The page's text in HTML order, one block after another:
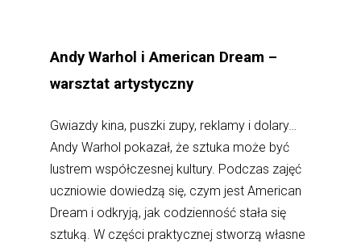
Andy Warhol i American Dream –
warsztat artystyczny
Gwiazdy kina, puszki zupy, reklamy i dolary…
Andy Warhol pokazał, że sztuka może być
lustrem współczesnej kultury. Podczas zajęć
uczniowie dowiedzą się, czym jest American
Dream i odkryją, jak codzienność stała się
sztuką. W części praktycznej stworzą własne